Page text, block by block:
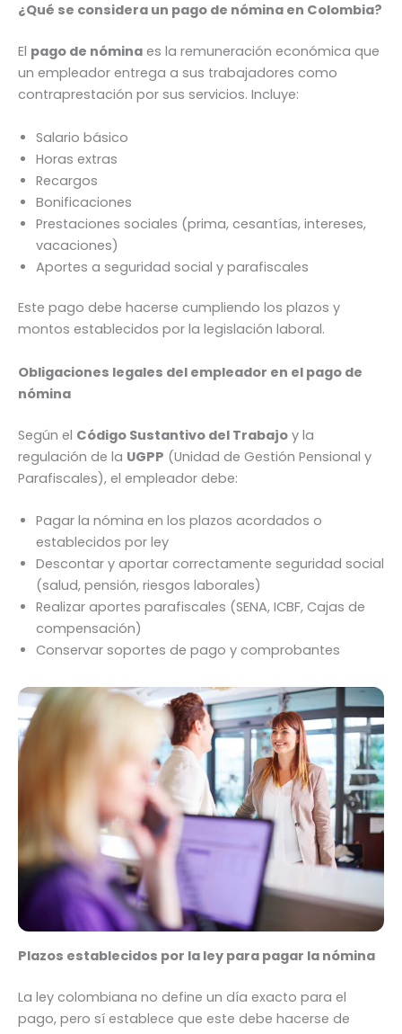
¿Qué se considera un pago de nómina en Colombia?
El pago de nómina es la remuneración económica que
un empleador entrega a sus trabajadores como
contraprestación por sus servicios. Incluye:
Salario básico
Horas extras
Recargos
Bonificaciones
Prestaciones sociales (prima, cesantías, intereses,
vacaciones)
Aportes a seguridad social y parafiscales
Este pago debe hacerse cumpliendo los plazos y
montos establecidos por la legislación laboral.
Obligaciones legales del empleador en el pago de
nómina
Según el Código Sustantivo del Trabajo y la
regulación de la UGPP (Unidad de Gestión Pensional y
Parafiscales), el empleador debe:
Pagar la nómina en los plazos acordados o
establecidos por ley
Descontar y aportar correctamente seguridad social
(salud, pensión, riesgos laborales)
Realizar aportes parafiscales (SENA, ICBF, Cajas de
compensación)
Conservar soportes de pago y comprobantes
Plazos establecidos por la ley para pagar la nómina
La ley colombiana no define un día exacto para el
pago, pero sí establece que este debe hacerse de